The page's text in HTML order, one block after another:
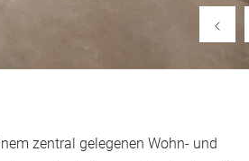
zentral gelegenen Wohn- und